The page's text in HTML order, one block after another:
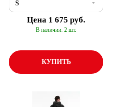
Цена 1 675 руб.
В наличии: 2 шт.
КУПИТЬ